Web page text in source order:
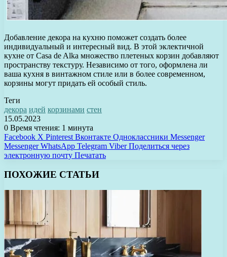
Добавление декора на кухню поможет создать более
индивидуальный и интересный вид. В этой эклектичной
кухне от Casa de Alka множество плетеных корзин добавляют
пространству текстуру. Независимо от того, оформлена ли
ваша кухня в винтажном стиле или в более современном,
корзины могут придать ей особый стиль.
Теги
декора идей корзинами стен
15.05.2023
0 Время чтения: 1 минута
Facebook X Pinterest Вконтакте Одноклассники Messenger
Messenger WhatsApp Telegram Viber Поделиться через
электронную почту Печатать
ПОХОЖИЕ СТАТЬИ